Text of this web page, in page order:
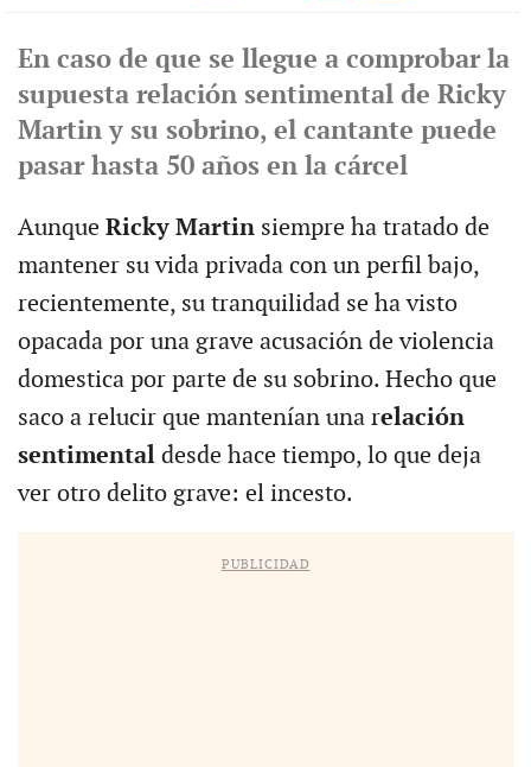
En caso de que se llegue a comprobar la
supuesta relación sentimental de Ricky
Martin y su sobrino, el cantante puede
pasar hasta 50 años en la cárcel
Aunque Ricky Martinsiempre ha tratado de
mantener su vida privada con un perfil bajo,
recientemente, su tranquilidad se ha visto
opacada por una grave acusación de violencia
domestica por parte de su sobrino. Hecho que
saco a relucir que mantenían una relación
sentimental desde hace tiempo, lo que deja
ver otro delito grave: el incesto.
PUBLICIDAD